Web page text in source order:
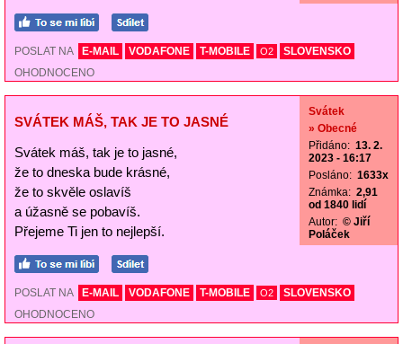
POSLAT NA E-MAIL VODAFONE T-MOBILE O2
SLOVENSKO
OHODNOCENO
SVÁTEK MÁŠ, TAK JE TO JASNÉ
Svátek máš, tak je to jasné,
že to dneska bude krásné,
že to skvěle oslavíš
a úžasně se pobavíš.
Přejeme Ti jen to nejlepší.
Svátek
» Obecné
Přidáno: 13. 2.
2023 - 16:17
Posláno: 1633x
Známka: 2,91
od 1840 lidí
Autor: © Jiří
Poláček
POSLAT NA E-MAIL VODAFONE T-MOBILE O2
SLOVENSKO
OHODNOCENO